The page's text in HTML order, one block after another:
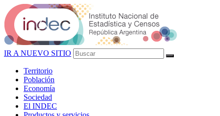
IR A NUEVO SITIO
Territorio
Población
Economía
Sociedad
El INDEC